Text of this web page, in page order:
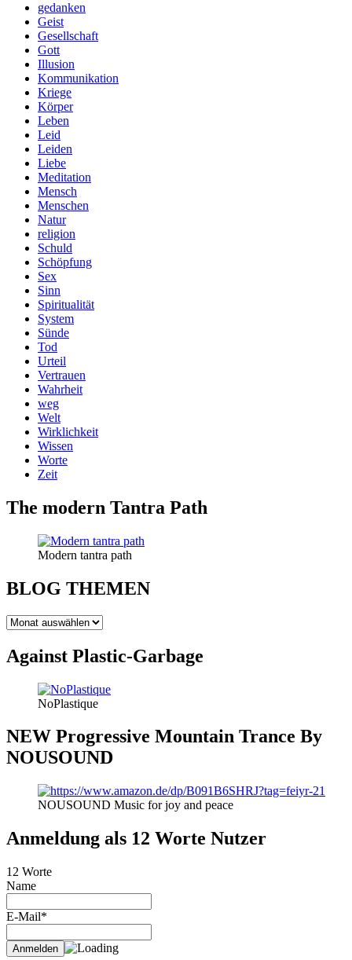
gedanken
Geist
Gesellschaft
Gott
Illusion
Kommunikation
Kriege
Körper
Leben
Leid
Leiden
Liebe
Meditation
Mensch
Menschen
Natur
religion
Schuld
Schöpfung
Sex
Sinn
Spiritualität
System
Sünde
Tod
Urteil
Vertrauen
Wahrheit
weg
Welt
Wirklichkeit
Wissen
Worte
Zeit
The modern Tantra Path
Modern tantra path
BLOG THEMEN
BLOG
Against Plastic-Garbage
NoPlastique
NEW Progressive Mountain Trance By
NOUSOUND
NOUSOUND Music for joy and peace
Anmeldung als 12 Worte Nutzer
12 Worte
Name
E-Mail*